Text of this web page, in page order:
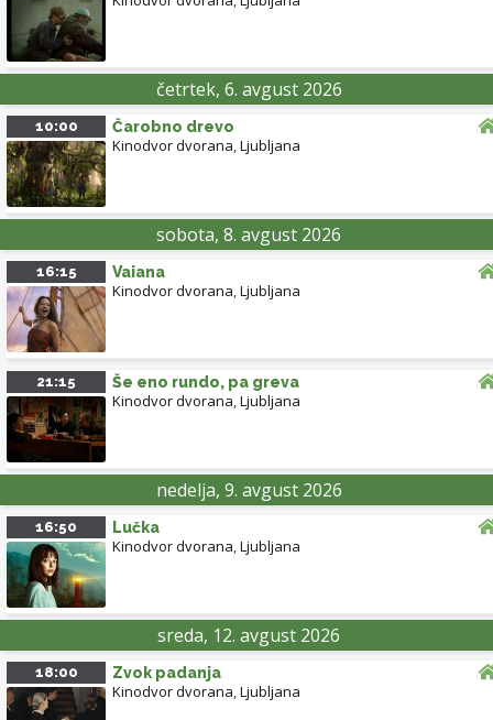
četrtek, 6. avgust 2026
10:00 Čarobno drevo
Kinodvor dvorana,Ljubljana
sobota, 8. avgust 2026
16:15 Vaiana
Kinodvor dvorana,Ljubljana
21:15 Še eno rundo, pa greva
Kinodvor dvorana,Ljubljana
nedelja, 9. avgust 2026
16:50 Lučka
Kinodvor dvorana,Ljubljana
sreda, 12. avgust 2026
18:00 Zvok padanja
Kinodvor dvorana,Ljubljana